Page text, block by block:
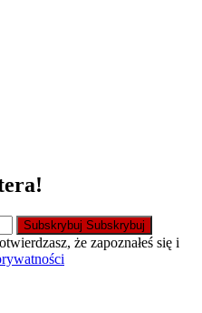
Subskrybuj Subskrybuj
że zapoznałeś się i